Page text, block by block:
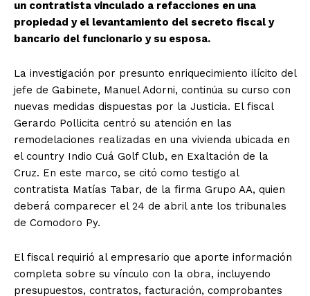
un contratista vinculado a refacciones en una
propiedad y el levantamiento del secreto fiscal y
bancario del funcionario y su esposa.
La investigación por presunto enriquecimiento ilícito del
jefe de Gabinete, Manuel Adorni, continúa su curso con
nuevas medidas dispuestas por la Justicia. El fiscal
Gerardo Pollicita centró su atención en las
remodelaciones realizadas en una vivienda ubicada en
el country Indio Cuá Golf Club, en Exaltación de la
Cruz. En este marco, se citó como testigo al
contratista Matías Tabar, de la firma Grupo AA, quien
deberá comparecer el 24 de abril ante los tribunales
de Comodoro Py.
El fiscal requirió al empresario que aporte información
completa sobre su vínculo con la obra, incluyendo
presupuestos, contratos, facturación, comprobantes